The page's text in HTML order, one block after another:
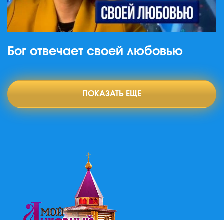
Бог отвечает своей любовью
ПОКАЗАТЬ ЕЩЕ